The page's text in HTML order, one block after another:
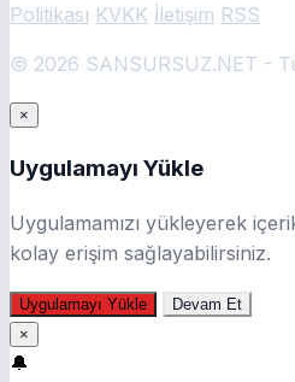
Politikası KVKK İletişim RSS
© 2026 SANSURSUZ.NET -
×
Uygulamayı Yükle
Uygulamamızı yükleyerek
kolay erişim sağlayabilirsiniz.
Uygulamayı Yükle
Devam Et
×
🔔